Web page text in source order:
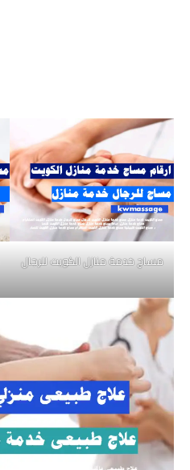
مساج خدمة منازل الكويت للرجال